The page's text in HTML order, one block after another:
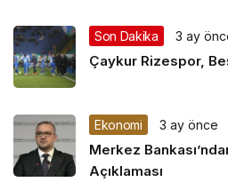
Son Dakika 3 ay
Çaykur Rizespor,
Ekonomi 3 ay önce
Merkez
Açıklaması